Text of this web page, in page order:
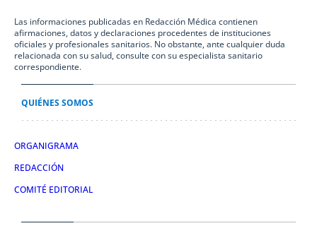
Las informaciones publicadas en Redacción Médica contienen
afirmaciones, datos y declaraciones procedentes de instituciones
oficiales y profesionales sanitarios. No obstante, ante cualquier duda
relacionada con su salud, consulte con su especialista sanitario
correspondiente.
QUIÉNES SOMOS
ORGANIGRAMA
REDACCIÓN
COMITÉ EDITORIAL